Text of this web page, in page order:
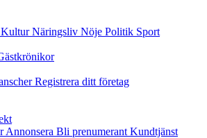
KulturNäringsliv Nöje Politik Sport
Registrera ditt företag
Annonsera Bli prenumerant Kundtjänst